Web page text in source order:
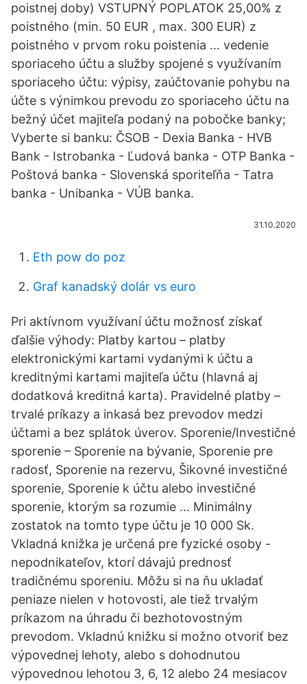
poistnej doby) VSTUPNÝ POPLATOK 25,00% z
poistného (min. 50 EUR , max. 300 EUR) z
poistného v prvom roku poistenia … vedenie
sporiaceho účtu a služby spojené s využívaním
sporiaceho účtu: výpisy, zaúčtovanie pohybu na
účte s výnimkou prevodu zo sporiaceho účtu na
bežný účet majiteľa podaný na pobočke banky;
Vyberte si banku: ČSOB - Dexia Banka - HVB
Bank - Istrobanka - Ľudová banka - OTP Banka -
Poštová banka - Slovenská sporiteľňa - Tatra
banka - Unibanka - VÚB banka.
31.10.2020
Eth pow do poz
Graf kanadský dolár vs euro
Pri aktívnom využívaní účtu možnosť získať
ďalšie výhody: Platby kartou – platby
elektronickými kartami vydanými k účtu a
kreditnými kartami majiteľa účtu (hlavná aj
dodatková kreditná karta). Pravidelné platby –
trvalé príkazy a inkasá bez prevodov medzi
účtami a bez splátok úverov. Sporenie/Investičné
sporenie – Sporenie na bývanie, Sporenie pre
radosť, Sporenie na rezervu, Šikovné investičné
sporenie, Sporenie k účtu alebo investičné
sporenie, ktorým sa rozumie … Minimálny
zostatok na tomto type účtu je 10 000 Sk.
Vkladná knižka je určená pre fyzické osoby -
nepodnikateľov, ktorí dávajú prednosť
tradičnému sporeniu. Môžu si na ňu ukladať
peniaze nielen v hotovosti, ale tiež trvalým
príkazom na úhradu či bezhotovostným
prevodom. Vkladnú knižku si možno otvoriť bez
výpovednej lehoty, alebo s dohodnutou
výpovednou lehotou 3, 6, 12 alebo 24 mesiacov